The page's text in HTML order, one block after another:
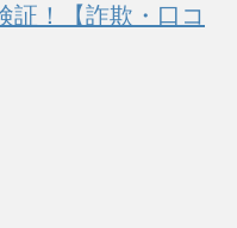
証！【詐欺・口コ